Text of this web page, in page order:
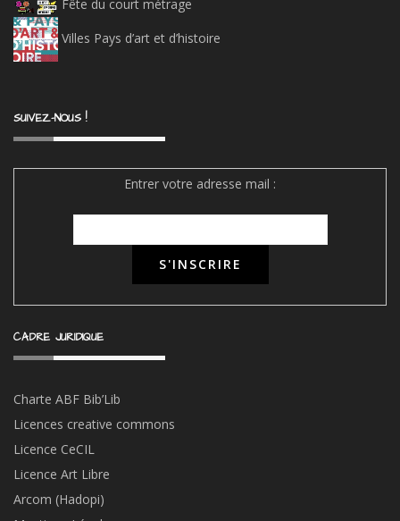
Fête du court métrage
Villes Pays d’art et d’histoire
SUIVEZ-NOUS !
Entrer votre adresse mail :
CADRE JURIDIQUE
Charte ABF Bib’Lib
Licences creative commons
Licence CeCIL
Licence Art Libre
Arcom (Hadopi)